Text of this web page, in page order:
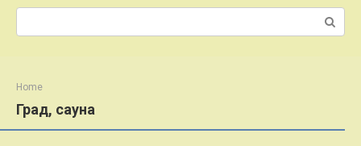
Поиск:
Home
Град, сауна